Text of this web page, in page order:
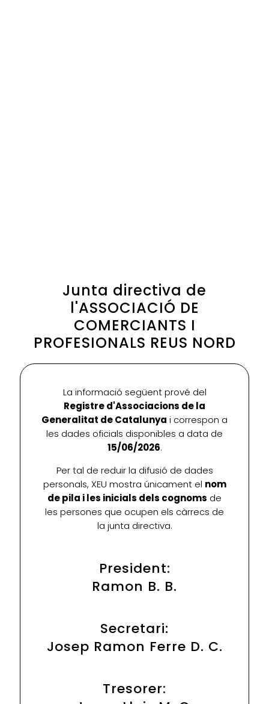
Junta directiva de
l'ASSOCIACIÓ DE
COMERCIANTS I
PROFESIONALS REUS NORD
La informació següent prové del
Registre d'Associacions de la
Generalitat de Catalunya i correspon a
les dades oficials disponibles a data de
15/06/2026.
Per tal de reduir la difusió de dades
personals, XEU mostra únicament el nom
de pila i les inicials dels cognoms de
les persones que ocupen els càrrecs de
la junta directiva.
President:
Ramon B. B.
Secretari:
Josep Ramon Ferre D. C.
Tresorer: